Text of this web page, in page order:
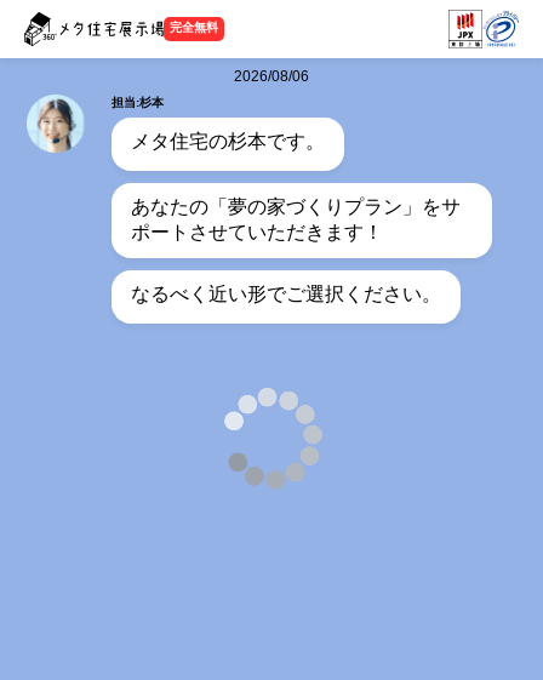
完全無料
2026/08/06
担当:杉本
メタ住宅の杉本です。
あなたの「夢の家づくりプラン」をサ
ポートさせていただきます！
なるべく近い形でご選択ください。